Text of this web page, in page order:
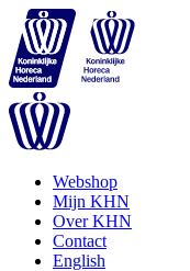
Webshop
Mijn KHN
Over KHN
Contact
English